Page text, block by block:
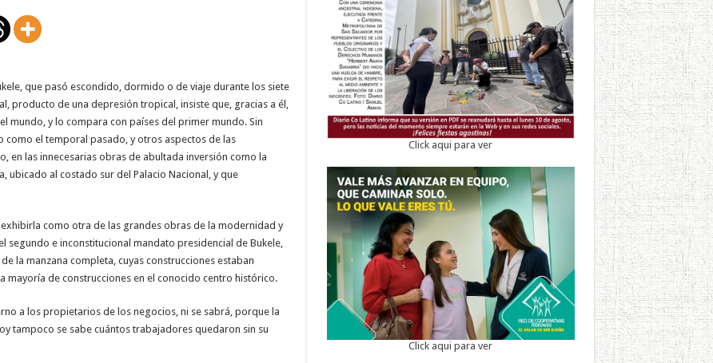
que pasó escondido, dormido o de viaje durante los siete
producto de una depresión tropical, insiste que, gracias a él,
mundo, y lo compara con países del primer mundo. Sin
como el temporal pasado, y otros aspectos de las
en las innecesarias obras de abultada inversión como la
ubicado al costado sur del Palacio Nacional, y que
como otra de las grandes obras de la modernidad y
segundo e inconstitucional mandato presidencial de Bukele,
la manzana completa, cuyas construcciones estaban
de construcciones en el conocido centro histórico.
a los propietarios de los negocios, ni se sabrá, porque la
tampoco se sabe cuántos trabajadores quedaron sin su
Click aqui para ver
Click aqui para ver